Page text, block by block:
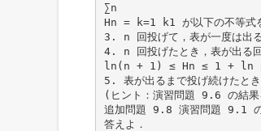
∑n
Hn = k=1 k1 が以下の不等式
3. n 回投げて，表が一度は出る
4. n 回投げたとき，表が出る回
ln(n + 1) ≤ Hn ≤ 1 + ln
5. 表が出るまで投げ続けたとき
(ヒント：演習問題 9.6 の結果
追加問題 9.8 演習問題 9.1 の
答えよ．